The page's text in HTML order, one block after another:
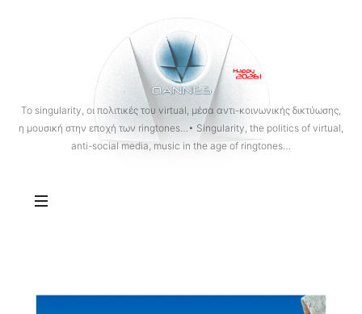
OANNES
To singularity, οι πολιτικές του virtual, μέσα αντι-κοινωνικής δικτύωσης,
η μουσική στην εποχή των ringtones…• Singularity, the politics of virtual,
anti-social media, music in the age of ringtones…